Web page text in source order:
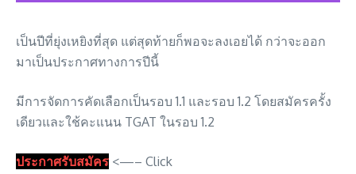
เป็นปีที่ยุ่งเหยิงที่สุด แต่สุดท้ายก็พอจะลงเอยได้ กว่าจะออก
มาเป็นประกาศทางการปีนี้
มีการจัดการคัดเลือกเป็นรอบ 1.1 และรอบ 1.2 โดยสมัครครั้ง
เดียวและใช้คะแนน TGAT ในรอบ 1.2
ประกาศรับสมัคร <—– Click